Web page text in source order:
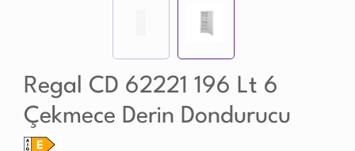
Regal CD 62221 196 Lt 6
Çekmece Derin Dondurucu